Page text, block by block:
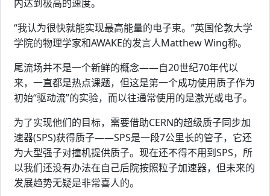
内达到极高的速度。
“我认为很快就能实现最高能量的电子束。”英国伦敦大学
学院的物理学家和AWAKE的发言人Matthew Wing称。
尾流场并不是一个新鲜的概念——自20世纪70年代以
来，一直都是热点课题，但这是第一个成功使用质子作为
初始“驱动流”的实验，而以往通常使用的是激光或电子。
为了实现他们的目标，需要借助CERN的超级质子同步加
速器(SPS)获得质子——SPS是一段7公里长的管子，它还
为大型强子对撞机提供质子。现在还不得不用到SPS，所
以我们还没有办法在自己后院按照粒子加速器，但未来的
发展趋势无疑是非常喜人的。